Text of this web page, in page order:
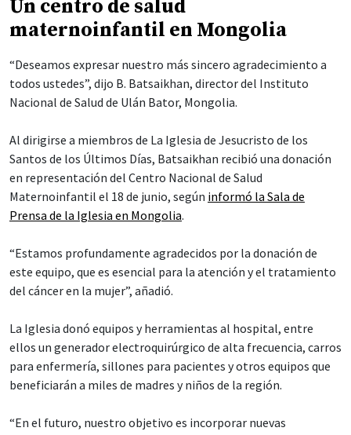
Un centro de salud
maternoinfantil en Mongolia
“Deseamos expresar nuestro más sincero agradecimiento a
todos ustedes”, dijo B. Batsaikhan, director del Instituto
Nacional de Salud de Ulán Bator, Mongolia.
Al dirigirse a miembros de La Iglesia de Jesucristo de los
Santos de los Últimos Días, Batsaikhan recibió una donación
en representación del Centro Nacional de Salud
Maternoinfantil el 18 de junio, según informó la Sala de
Prensa de la Iglesia en Mongolia.
“Estamos profundamente agradecidos por la donación de
este equipo, que es esencial para la atención y el tratamiento
del cáncer en la mujer”, añadió.
La Iglesia donó equipos y herramientas al hospital, entre
ellos un generador electroquirúrgico de alta frecuencia, carros
para enfermería, sillones para pacientes y otros equipos que
beneficiarán a miles de madres y niños de la región.
“En el futuro, nuestro objetivo es incorporar nuevas